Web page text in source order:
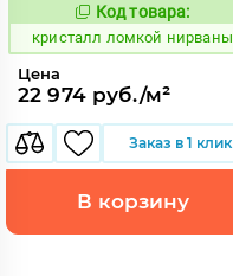
818559
Код товара:
кристалл ломкой нирваны
Цена
22 974 руб./м²
Заказ в 1 клик
В корзину